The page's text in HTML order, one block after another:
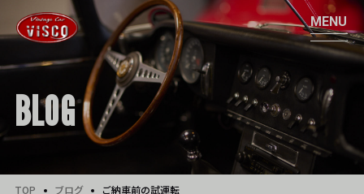
BLOG
TOP ブログ ご納車前の試運転